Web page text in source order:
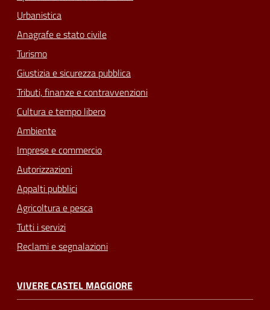
Urbanistica
Anagrafe e stato civile
Turismo
Giustizia e sicurezza pubblica
Tributi, finanze e contravvenzioni
Cultura e tempo libero
Ambiente
Imprese e commercio
Autorizzazioni
Appalti pubblici
Agricoltura e pesca
Tutti i servizi
Reclami e segnalazioni
VIVERE CASTEL MAGGIORE